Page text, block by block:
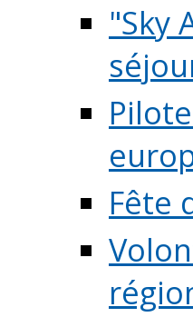
"Sky
Fête